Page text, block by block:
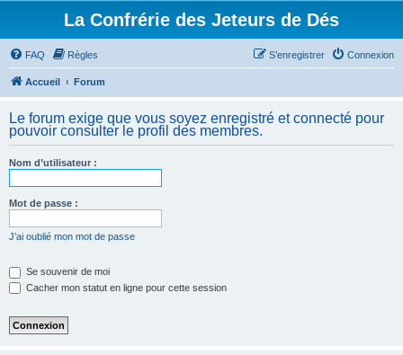
La Confrérie des Jeteurs de Dés
FAQ Règles Connexion
S’enregistrer
Accueil Forum
Le forum exige que vous soyez enregistré et connecté pour
pouvoir consulter le profil des membres.
Nom d’utilisateur :
Mot de passe :
J’ai oublié mon mot de passe
Se souvenir de moi
Cacher mon statut en ligne pour cette session